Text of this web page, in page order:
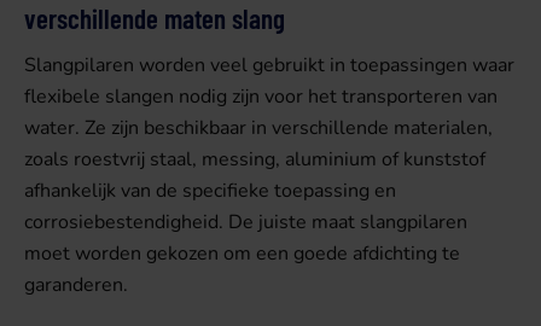
verschillende maten slang
Slangpilaren worden veel gebruikt in toepassingen waar
flexibele slangen nodig zijn voor het transporteren van
water. Ze zijn beschikbaar in verschillende materialen,
zoals roestvrij staal, messing, aluminium of kunststof
afhankelijk van de specifieke toepassing en
corrosiebestendigheid. De juiste maat slangpilaren
moet worden gekozen om een goede afdichting te
garanderen.